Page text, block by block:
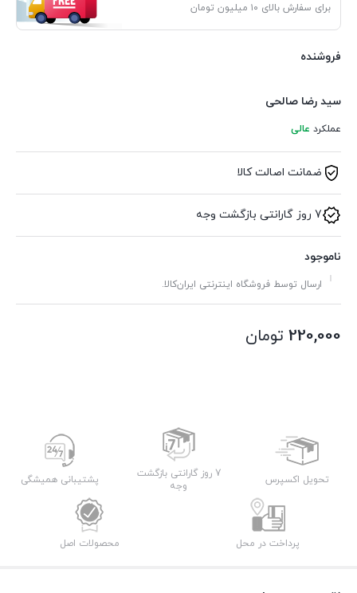
برای سفارش بالای ۱۰ میلیون تومان
فروشنده
سید رضا صالحی
عملکرد عالی
ضمانت اصالت کالا
7 روز گارانتی بازگشت وجه
ناموجود
ارسال توسط فروشگاه اینترنتی ایران‌کالا.
220,000 تومان
تحویل اکسپرس
7 روز گارانتی بازگشت
وجه
پشتیبانی همیشگی
پرداخت در محل محصولات اصل